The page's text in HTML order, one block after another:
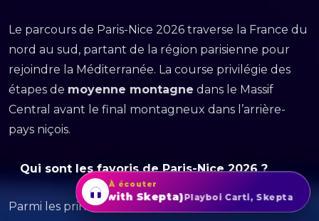
Le parcours de Paris-Nice 2026 traverse la France du
nord au sud, partant de la région parisienne pour
rejoindre la Méditerranée. La course privilégie des
étapes de moyenne montagne dans le Massif
Central avant le final montagneux dans l’arrière-
pays niçois.
Qui sont les favoris de Paris-Nice 2026 ?
Parmi les principaux, Jonas Vingegaard
À écouter
TOXIC (with Skepta)Playboi Carti, Skepta